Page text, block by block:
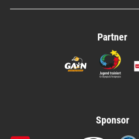
Partner
Sponsor